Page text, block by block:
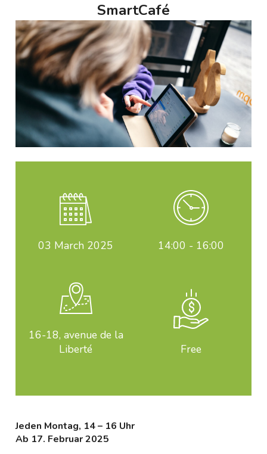
SmartCafé
03 March 2025 14:00 - 16:00
16-18, avenue de la
Liberté
Free
Jeden Montag, 14 – 16 Uhr
Ab 17. Februar 2025